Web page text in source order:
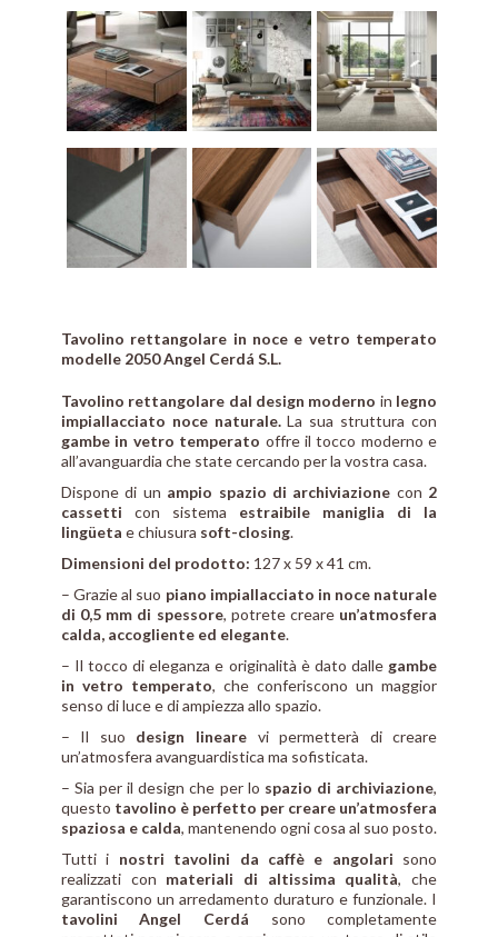
Tavolino rettangolare in noce e vetro temperato
modelle 2050 Angel Cerdá S.L.
Tavolino rettangolare dal design moderno in legno
impiallacciato noce naturale.La sua struttura con
gambe in vetro temperato offre il tocco moderno e
all’avanguardia che state cercando per la vostra casa.
Dispone di un ampio spazio di archiviazione con 2
cassetti con sistema estraibile maniglia di la
lingüeta e chiusura soft-closing.
Dimensioni del prodotto: 127 x 59 x 41 cm.
– Grazie al suo piano impiallacciato in noce naturale
di 0,5 mm di spessore, potrete creare un’atmosfera
calda, accogliente ed elegante.
– Il tocco di eleganza e originalità è dato dalle gambe
in vetro temperato, che conferiscono un maggior
senso di luce e di ampiezza allo spazio.
– Il suo design lineare vi permetterà di creare
un’atmosfera avanguardistica ma sofisticata.
– Sia per il design che per lo spazio di archiviazione,
questo tavolino è perfetto per creare un’atmosfera
spaziosa e calda, mantenendo ogni cosa al suo posto.
Tutti i nostri tavolini da caffè e angolari sono
realizzati con materiali di altissima qualità, che
garantiscono un arredamento duraturo e funzionale. I
tavolini Angel Cerdá sono completamente